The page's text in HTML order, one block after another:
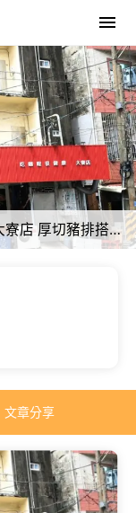
高雄市大寮區平價美食 小東門咖哩高雄大寮店 厚切豬排搭配濃郁咖哩 / 熱火滑蛋
文章分享